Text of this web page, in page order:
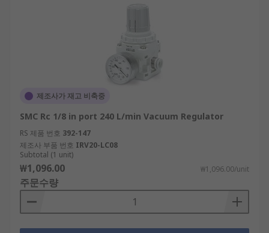
제조사가 재고 비축중
SMC Rc 1/8 in port 240 L/min Vacuum Regulator
RS 제품 번호 392-147
제조사 부품 번호 IRV20-LC08
Subtotal (1 unit)
₩1,096.00 ₩1,096.00/unit
주문수량